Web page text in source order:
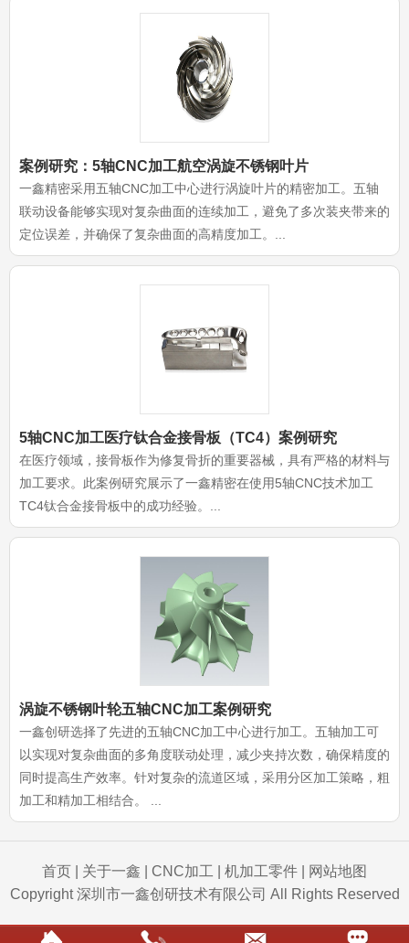
案例研究：5轴CNC加工航空涡旋不锈钢叶片
一鑫精密采用五轴CNC加工中心进行涡旋叶片的精密加工。五轴
联动设备能够实现对复杂曲面的连续加工，避免了多次装夹带来的
定位误差，并确保了复杂曲面的高精度加工。...
5轴CNC加工医疗钛合金接骨板（TC4）案例研究
在医疗领域，接骨板作为修复骨折的重要器械，具有严格的材料与
加工要求。此案例研究展示了一鑫精密在使用5轴CNC技术加工
TC4钛合金接骨板中的成功经验。...
涡旋不锈钢叶轮五轴CNC加工案例研究
一鑫创研选择了先进的五轴CNC加工中心进行加工。五轴加工可
以实现对复杂曲面的多角度联动处理，减少夹持次数，确保精度的
同时提高生产效率。针对复杂的流道区域，采用分区加工策略，粗
加工和精加工相结合。 ...
首页 关于一鑫 CNC加工 机加工零件
网站地图
Copyright 深圳市一鑫创研技术有限公司 All Rights Reserved